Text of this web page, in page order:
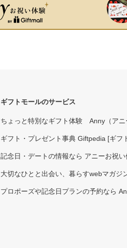
ギフトモールのサービス
ちょっと特別なギフト体験 Anny（アニ
ギフト・プレゼント事典 Giftpedia [ギフ
記念日・デートの情報なら アニーお祝
大切なひとと出会い、暮らすwebマガジ
プロポーズや記念日プランの予約なら